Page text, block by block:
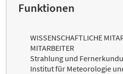
Funktionen
WISSENSCHAFTLICHE
MITARBEITER
Strahlung und
Institut für Meteorologie